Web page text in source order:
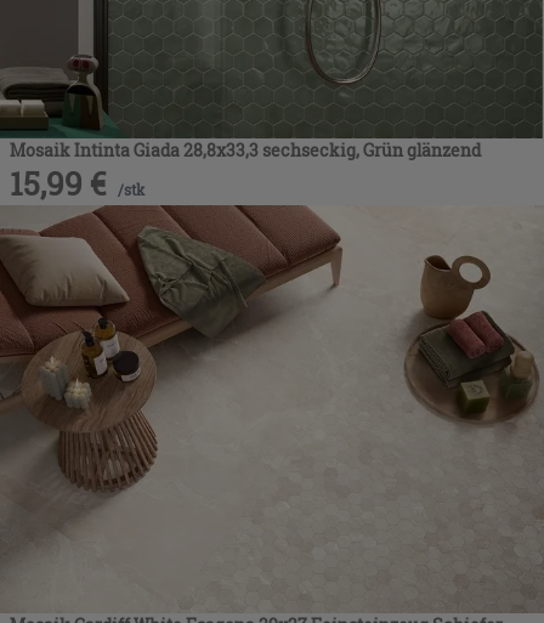
Mosaik Intinta Giada 28,8x33,3 sechseckig, Grün glänzend
15,99 € /stk